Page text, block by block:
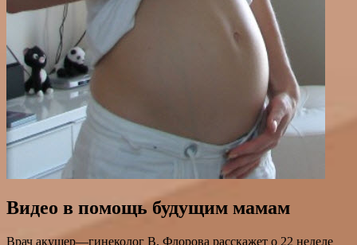
Видео в помощь будущим мамам
Врач акушер—гинеколог В. Флорова расскажет о 22 неделе